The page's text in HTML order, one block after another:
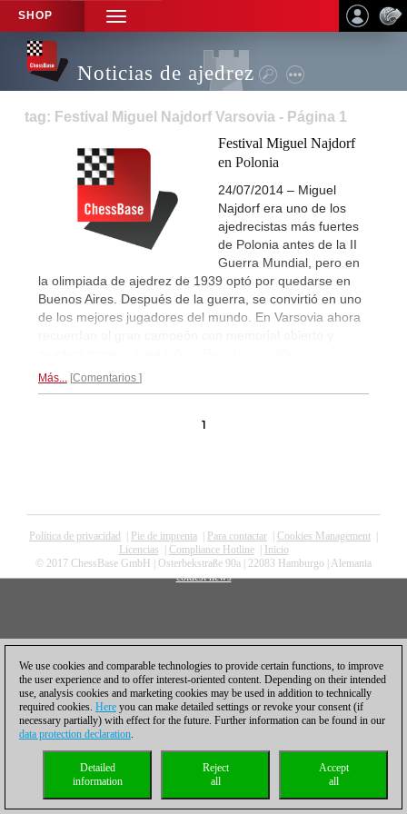
SHOP
TOGGLE
NAVIGATION
Noticias de ajedrez
tag: Festival Miguel Najdorf Varsovia - Página 1
Festival Miguel Najdorf
en Polonia
24/07/2014 – Miguel
Najdorf era uno de los
ajedrecistas más fuertes
de Polonia antes de la II
Guerra Mundial, pero en
la olimpiada de ajedrez de 1939 optó por quedarse en
Buenos Aires. Después de la guerra, se convirtió en uno
de los mejores jugadores del mundo. En Varsovia ahora
recuerdan al gran campeón con memorial abierto y
Más... Comentarios
1
Política de privacidad Pie de imprenta Para contactar Cookies Management
Licencias
Compliance Hotline|
Inicio
© 2017 ChessBase GmbH | Osterbekstraße 90a | 22083 Hamburgo | Alemania
coldest news
We use cookies and comparable technologies to provide certain functions, to improve
the user experience and to offer interest-oriented content. Depending on their intended
use, analysis cookies and marketing cookies may be used in addition to technically
required cookies. Here you can make detailed settings or revoke your consent (if
necessary partially) with effect for the future. Further information can be found in our
data protection declaration.
Accept
all
Reject
all
Detailed
information